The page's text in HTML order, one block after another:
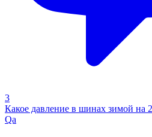
3
Какое давление в шинах зимой на
Qa